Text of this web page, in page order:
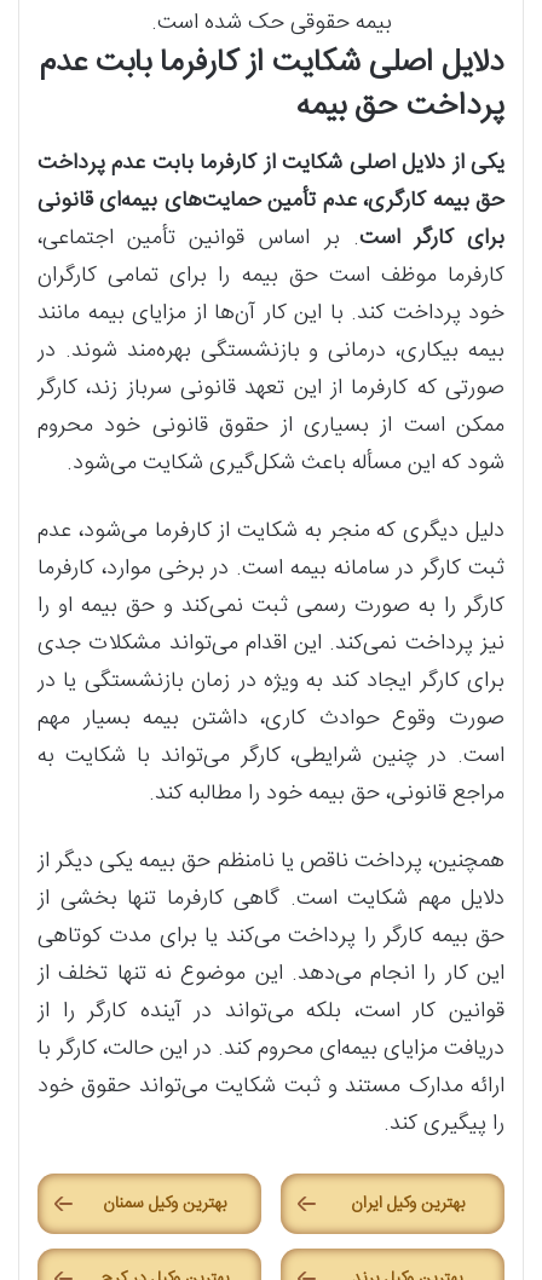
بیمه حقوقی حک شده است.
دلایل اصلی شکایت از کارفرما بابت عدم
پرداخت حق بیمه
یکی از دلایل اصلی شکایت از کارفرما بابت عدم پرداخت
حق بیمه کارگری، عدم تأمین حمایت‌های بیمه‌ای قانونی
برای کارگر است. بر اساس قوانین تأمین اجتماعی،
کارفرما موظف است حق بیمه را برای تمامی کارگران
خود پرداخت کند. با این کار آن‌ها از مزایای بیمه مانند
بیمه بیکاری، درمانی و بازنشستگی بهره‌مند شوند. در
صورتی که کارفرما از این تعهد قانونی سرباز زند، کارگر
ممکن است از بسیاری از حقوق قانونی خود محروم
شود که این مسأله باعث شکل‌گیری شکایت می‌شود.
دلیل دیگری که منجر به شکایت از کارفرما می‌شود، عدم
ثبت کارگر در سامانه بیمه است. در برخی موارد، کارفرما
کارگر را به صورت رسمی ثبت نمی‌کند و حق بیمه او را
نیز پرداخت نمی‌کند. این اقدام می‌تواند مشکلات جدی
برای کارگر ایجاد کند به ویژه در زمان بازنشستگی یا در
صورت وقوع حوادث کاری، داشتن بیمه بسیار مهم
است. در چنین شرایطی، کارگر می‌تواند با شکایت به
مراجع قانونی، حق بیمه خود را مطالبه کند.
همچنین، پرداخت ناقص یا نامنظم حق بیمه یکی دیگر از
دلایل مهم شکایت است. گاهی کارفرما تنها بخشی از
حق بیمه کارگر را پرداخت می‌کند یا برای مدت کوتاهی
این کار را انجام می‌دهد. این موضوع نه تنها تخلف از
قوانین کار است، بلکه می‌تواند در آینده کارگر را از
دریافت مزایای بیمه‌ای محروم کند. در این حالت، کارگر با
ارائه مدارک مستند و ثبت شکایت می‌تواند حقوق خود
را پیگیری کند.
بهترین وکیل ایران بهترین وکیل سمنان